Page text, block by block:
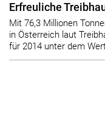
Erfreuliche
Mit 76,3 Millionen
in Österreich laut
für 2014 unter dem